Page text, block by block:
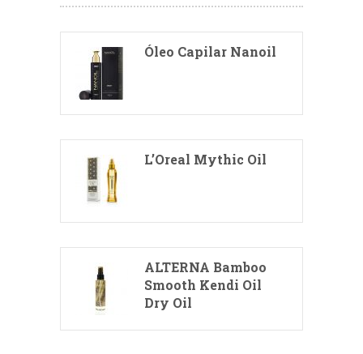
Óleo Capilar Nanoil
L’Oreal Mythic Oil
ALTERNA Bamboo
Smooth Kendi Oil
Dry Oil